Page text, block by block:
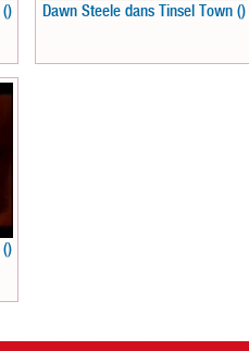
Dawn Steele dans Tinsel Town ()